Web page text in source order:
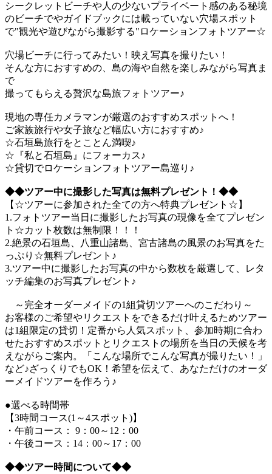
シークレットビーチや人の少ないプライベート感のある秘境
のビーチでやガイドブックには載っていない穴場スポット
で"観光や遊びながら撮影する"ロケーションフォトツアー☆
穴場ビーチに行ってみたい！映え写真を撮りたい！
そんな方におすすめの、島の海や自然を楽しみながら写真ま
で
撮ってもらえる贅沢な島旅フォトツアー♪
現地の専任カメラマンが厳選のおすすめスポットへ！
ご家族旅行や女子旅など幅広い方におすすめ♪
☆石垣島旅行をとことん満喫♪
☆『私と石垣島』にフォーカス♪
☆貸切でロケーションフォトツアー島巡り♪
◆◆ツアー中に撮影した写真は無料プレゼント！◆◆
【☆ツアーに参加された全ての方へ特典プレゼント☆】
1.フォトツアー当日に撮影したお写真の現像を全てプレゼン
ト☆カット枚数は無制限！！！
2.絶景の石垣島、八重山諸島、宮古諸島の風景のお写真をた
っぷり☆無料プレゼント♪
3.ツアー中に撮影したお写真の中から数枚を厳選して、レタ
ッチ編集のお写真プレゼント♪
～完全オーダーメイドの1組貸切ツアーへのこだわり～
お客様のご希望やリクエストをできるだけ叶えるためツアー
は1組限定の貸切！定番から人気スポット、参加時期に合わ
せたおすすめスポットとリクエストの場所を当日の天候を考
えながらご案内。「こんな場所でこんな写真が撮りたい！」
など♪ざっくりでもOK！希望を伝えて、あなただけのオーダ
ーメイドツアーを作ろう♪
●選べる時間帯
【3時間コース(1～4スポット)】
・午前コース： 9：00～12：00
・午後コース：14：00～17：00
◆◆ツアー時間について◆◆